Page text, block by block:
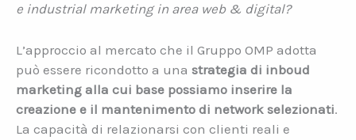
e industrial marketing in area web & digital?
L’approccio al mercato che il Gruppo OMP adotta
può essere ricondotto a una strategia di inboud
marketing alla cui base possiamo inserire la
creazione e il mantenimento di network selezionati.
La capacità di relazionarsi con clienti reali e